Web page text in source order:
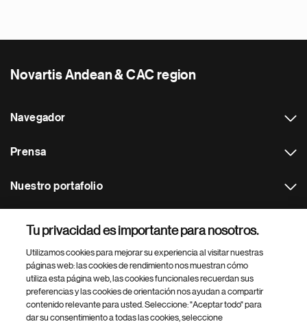
Novartis Andean & CAC region
Navegador
Prensa
Nuestro portafolio
Footer Site Search
Tu privacidad es importante para nosotros.
Utilizamos cookies para mejorar su experiencia al visitar nuestras
páginas web: las cookies de rendimiento nos muestran cómo
utiliza esta página web, las cookies funcionales recuerdan sus
preferencias y las cookies de orientación nos ayudan a compartir
contenido relevante para usted. Seleccione: "Aceptar todo" para
dar su consentimiento a todas las cookies, seleccione